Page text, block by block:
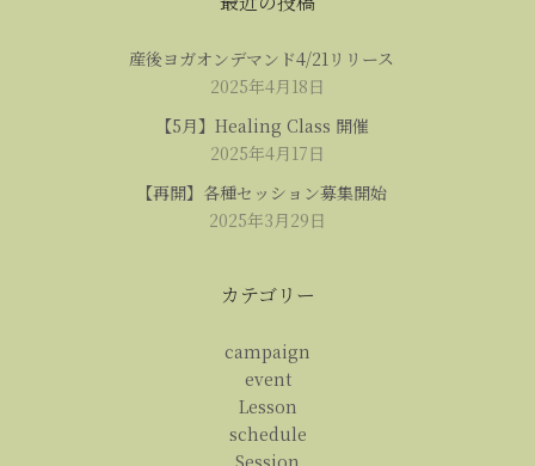
産後ヨガオンデマンド4/21リリース
2025年4月18日
【5月】Healing Class 開催
2025年4月17日
【再開】各種セッション募集開始
2025年3月29日
カテゴリー
campaign
event
Lesson
schedule
Session